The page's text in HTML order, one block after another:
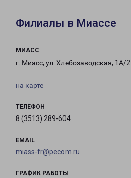
Филиалы в Миассе
МИАСС
г. Миасс, ул. Хлебозаводская, 1А/2
на карте
ТЕЛЕФОН
8 (3513) 289-604
EMAIL
miass-fr@pecom.ru
ГРАФИК РАБОТЫ